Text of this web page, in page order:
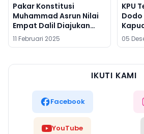
Pakar Konstitusi
Muhammad Asrun Nilai
Empat Dalil Diajukan
Pemohon PHPU Barito
Utara Sudah Kuat
11 Februari 2025
KPU
Dodo
05
IKUTI KAMI
Facebook
YouTube